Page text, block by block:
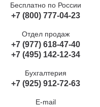
Бесплатно по России
+7 (800) 777-04-23
Отдел продаж
+7 (977) 618-47-40
+7 (495) 142-12-34
Бухгалтерия
+7 (925) 912-72-63
E-mail